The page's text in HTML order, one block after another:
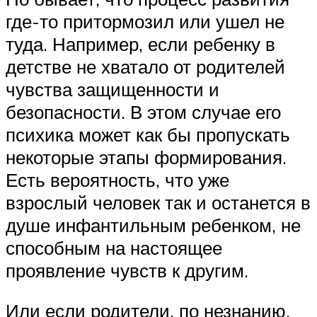
где-то притормозил или ушел не
туда. Например, если ребенку в
детстве не хватало от родителей
чувства защищенности и
безопасности. В этом случае его
психика может как бы пропускать
некоторые этапы формирования.
Есть вероятность, что уже
взрослый человек так и останется в
душе инфантильным ребенком, не
способным на настоящее
проявление чувств к другим.
Или если родители, по незнанию,